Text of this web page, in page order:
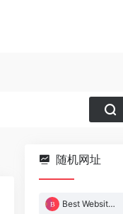
随机网址
Best Websites Gallery